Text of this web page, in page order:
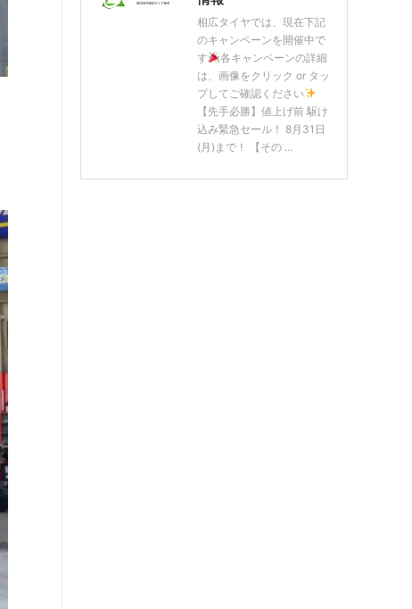
相広タイヤでは、現在下記
のキャンペーンを開催中で
す
各キャンペーンの詳細
は、画像をクリック or タッ
プしてご確認ください
【先手必勝】値上げ前 駆け
込み緊急セール！ 8月31日
(月)まで！ 【その ...